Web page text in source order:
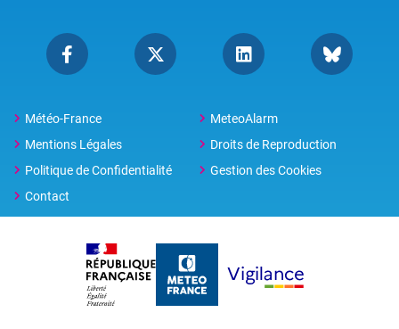
Météo-France
MeteoAlarm
Mentions Légales
Droits de Reproduction
Politique de Confidentialité
Gestion des Cookies
Contact